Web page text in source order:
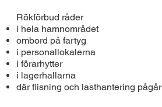
Rökförbud råder
i hela hamnområdet
ombord på fartyg
i personallokalerna
i förarhytter
i lagerhallarna
där flisning och lasthantering pågår